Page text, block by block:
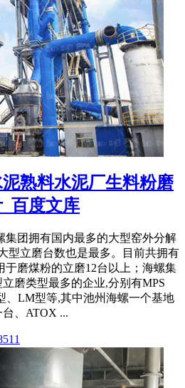
泥熟料水泥厂生料粉磨
百度文库
集团拥有国内最多的大型窑外分解
型立磨台数也是最多。目前共拥有
于磨煤粉的立磨12台以上；海螺集
磨类型最多的企业,分别有MPS
、LM型等,其中池州海螺一个基地
、ATOX ...